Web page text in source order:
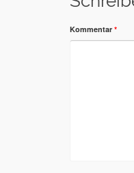
Kommentar *